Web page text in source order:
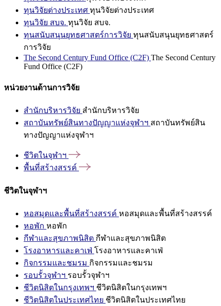
ทุนวิจัยต่างประเทศ ทุนวิจัยต่างประเทศ
ทุนวิจัย สบจ. ทุนวิจัย สบจ.
ทุนสนับสนุนยุทธศาสตร์การวิจัย ทุนสนับสนุนยุทธศาสตร์
การวิจัย
The Second Century Fund Office (C2F) The Second Century
Fund Office (C2F)
หน่วยงานด้านการวิจัย
สำนักบริหารวิจัย สำนักบริหารวิจัย
สถาบันทรัพย์สินทางปัญญาแห่งจุฬาฯ สถาบันทรัพย์สิน
ทางปัญญาแห่งจุฬาฯ
ชีวิตในจุฬาฯ
พื้นที่สร้างสรรค์
ชีวิตในจุฬาฯ
หอสมุดและพื้นที่สร้างสรรค์ หอสมุดและพื้นที่สร้างสรรค์
หอพัก หอพัก
กีฬาและสุขภาพนิสิต กีฬาและสุขภาพนิสิต
โรงอาหารและคาเฟ่ โรงอาหารและคาเฟ่
กิจกรรมและชมรม กิจกรรมและชมรม
รอบรั้วจุฬาฯ รอบรั้วจุฬาฯ
ชีวิตนิสิตในกรุงเทพฯ ชีวิตนิสิตในกรุงเทพฯ
ชีวิตนิสิตในประเทศไทย ชีวิตนิสิตในประเทศไทย